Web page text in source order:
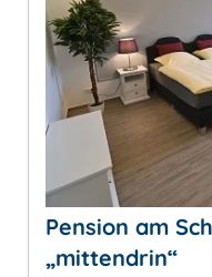
Pension am
„mittendrin“